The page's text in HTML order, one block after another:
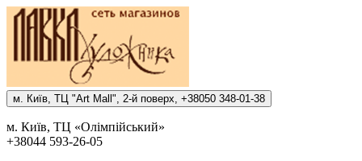
м. Киïв, ТЦ "Art Mall", 2-й поверх, +38050 348-01-38
м. Киïв, ТЦ «Олiмпiйський»
+38044 593-26-05